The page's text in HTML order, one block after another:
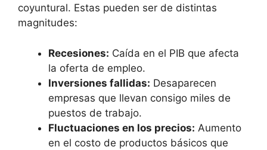
coyuntural. Estas pueden ser de distintas
magnitudes:
Recesiones: Caída en el PIB que afecta
la oferta de empleo.
Inversiones fallidas: Desaparecen
empresas que llevan consigo miles de
puestos de trabajo.
Fluctuaciones en los precios: Aumento
en el costo de productos básicos que